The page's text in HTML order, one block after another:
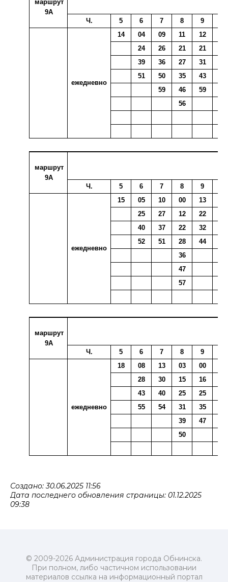
маршрут
9А
Ч.
5 6 7 8 9
ежедневно
14 04 09 11 12
24
26 21 21
39
36 27 31
51
50 35 43
59
46 59
56
маршрут
9А
Ч.
5 6 7 8 9
ежедневно
15 05 10 00 13
25
27 12 22
40
37 22 32
52
51 28 44
36
47
57
маршрут
9А
Ч.
5 6 7 8 9
ежедневно
18 08 13 03 00
28
30 15 16
43
40 25 25
55
54 31 35
39
47
50
Создано: 30.06.2025 11:56
Дата последнего обновления страницы: 01.12.2025
09:38
© 2009-2026 Администрация города Обнинска.
При полном, либо частичном использовании
материалов ссылка на информационный портал